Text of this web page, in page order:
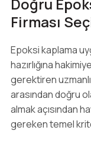
Firması
Epoksi kaplama
hazırlığına
gerektiren
arasından doğru
almak açısından
gereken temel